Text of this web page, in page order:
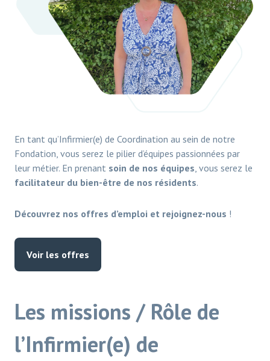
En tant qu’Infirmier(e) de Coordination au sein de notre
Fondation, vous serez le pilier d’équipes passionnées par
leur métier. En prenant soin de nos équipes , vous serez le
facilitateur du bien-être de nos résidents.
Découvrez nos offres d’emploi et rejoignez-nous !
Voir les offres
Les missions / Rôle de
l’Infirmier(e) de